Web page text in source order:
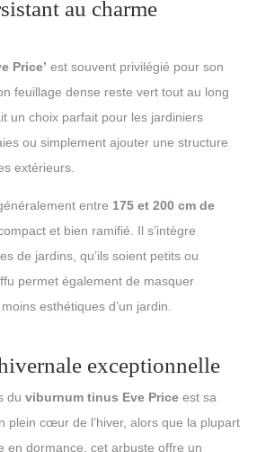
au charme
Price’ est souvent privilégié pour son
feuillage dense reste vert tout au long
un choix parfait pour les jardiniers
ou simplement ajouter une structure
extérieurs.
entre 175 et 200 cm de
et bien ramifié. Il s’intègre
de jardins, qu’ils soient petits ou
permet également de masquer
esthétiques d’un jardin.
exceptionnelle
du viburnum tinus Eve Price est sa
plein cœur de l’hiver, alors que la plupart
en dormance, cet arbuste offre un